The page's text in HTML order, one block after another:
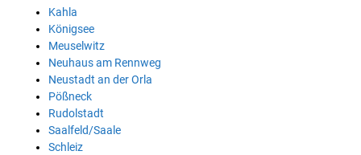
Kahla
Königsee
Meuselwitz
Neuhaus am Rennweg
Neustadt an der Orla
Pößneck
Rudolstadt
Saalfeld/Saale
Schleiz